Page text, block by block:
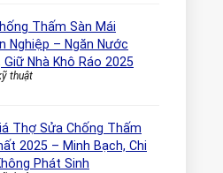
Thấm Sàn Mái
Nghiệp – Ngăn Nước
Giữ Nhà Khô Ráo 2025
thuật
Thợ Sửa Chống Thấm
2025 – Minh Bạch, Chi
Phát Sinh